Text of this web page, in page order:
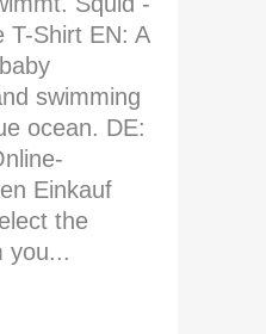
T-Shirt EN: A
swimming
ocean. DE:
Einkauf
the
you...